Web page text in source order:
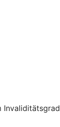
Invaliditätsgrad